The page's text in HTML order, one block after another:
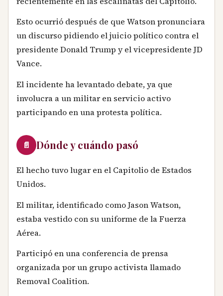
Esto ocurrió después de que Watson pronunciara
un discurso pidiendo el juicio político contra el
presidente Donald Trump y el vicepresidente JD
Vance.
El incidente ha levantado debate, ya que
involucra a un militar en servicio activo
participando en una protesta política.
📄 Dónde y cuándo pasó
El hecho tuvo lugar en el Capitolio de Estados
Unidos.
El militar, identificado como Jason Watson,
estaba vestido con su uniforme de la Fuerza
Aérea.
Participó en una conferencia de prensa
organizada por un grupo activista llamado
Removal Coalition.